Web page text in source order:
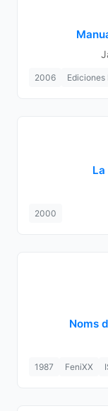
2006 Ediciones
2000
Noms
1987 FeniXX